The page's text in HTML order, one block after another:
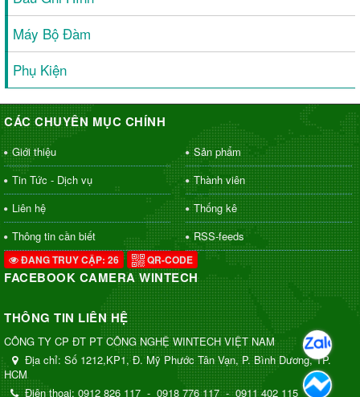
Máy Bộ Đàm
Phụ Kiện
CÁC CHUYÊN MỤC CHÍNH
Giới thiệu
Sản phẩm
Tin Tức - Dịch vụ
Thành viên
Liên hệ
Thống kê
Thông tin cần biết
RSS-feeds
ĐANG TRUY CẬP: 26 QR-CODE
FACEBOOK CAMERA WINTECH
THÔNG TIN LIÊN HỆ
CÔNG TY CP ĐT PT CÔNG NGHỆ WINTECH VIỆT NAM
Địa chỉ: Số 1212,KP1, Đ. Mỹ Phước Tân Vạn, P. Bình Dương, TP.
HCM
Điện thoại: 0912 826 117 - 0918 776 117 - 0911 402 115